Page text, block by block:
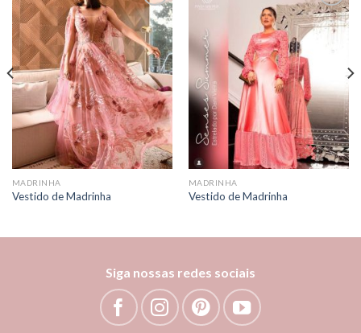
Add to
wishlist
MADRINHA
Vestido de Madrinha
Add to
wishlist
MADRINHA
Vestido de Madrinha
Siga nossas redes sociais
Bem vinda!